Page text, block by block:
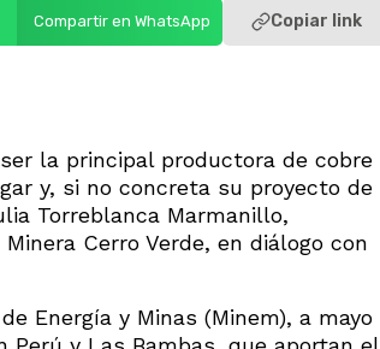
Compartir en WhatsApp Copiar link
la principal productora de cobre
y, si no concreta su proyecto de
Torreblanca Marmanillo,
Cerro Verde, en diálogo con
Energía y Minas (Minem), a mayo